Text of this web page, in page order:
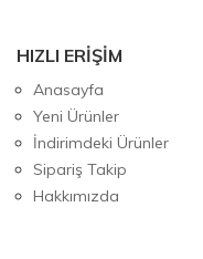
HIZLI ERİŞİM
Anasayfa
Yeni Ürünler
İndirimdeki Ürünler
Sipariş Takip
Hakkımızda